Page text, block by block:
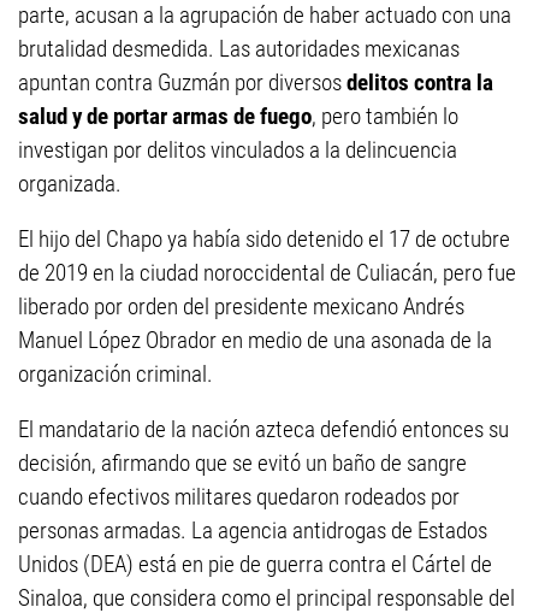
parte, acusan a la agrupación de haber actuado con una
brutalidad desmedida. Las autoridades mexicanas
apuntan contra Guzmán por diversosdelitos contra la
salud y de portar armas de fuego, pero también lo
investigan por delitos vinculados a la delincuencia
organizada.
El hijo del Chapo ya había sido detenido el 17 de octubre
de 2019 en la ciudad noroccidental de Culiacán, pero fue
liberado por orden del presidente mexicano Andrés
Manuel López Obrador en medio de una asonada de la
organización criminal.
El mandatario de la nación azteca defendió entonces su
decisión, afirmando que se evitó un baño de sangre
cuando efectivos militares quedaron rodeados por
personas armadas. La agencia antidrogas de Estados
Unidos (DEA) está en pie de guerra contra el Cártel de
Sinaloa, que considera como el principal responsable del